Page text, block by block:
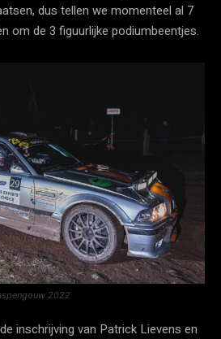
dus tellen we momenteel al 7
om de 3 figuurlijke podiumbeentjes.
2022
inschrijving van Patrick Lievens en